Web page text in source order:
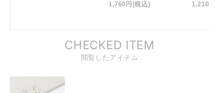
1,760円 (税込)
1,210円
CHECKED ITEM
閲覧したアイテム